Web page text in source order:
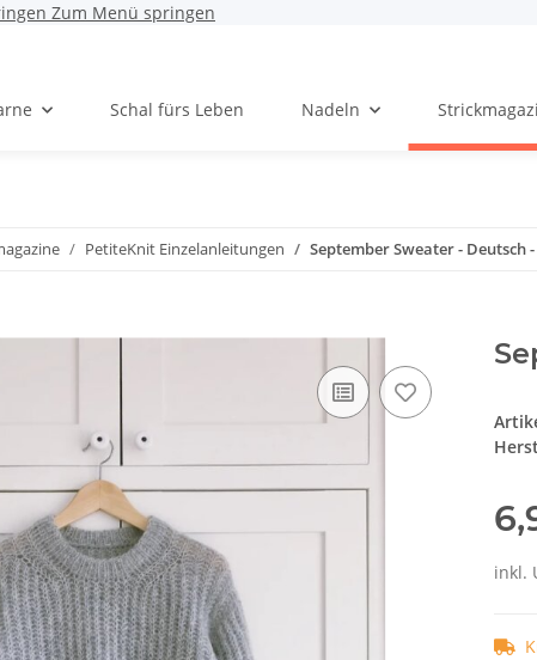
Zum Menü springen
Schal fürs Leben Nadeln
PetiteKnit Einzelanleitungen September Sweater - Deutsch
inkl.